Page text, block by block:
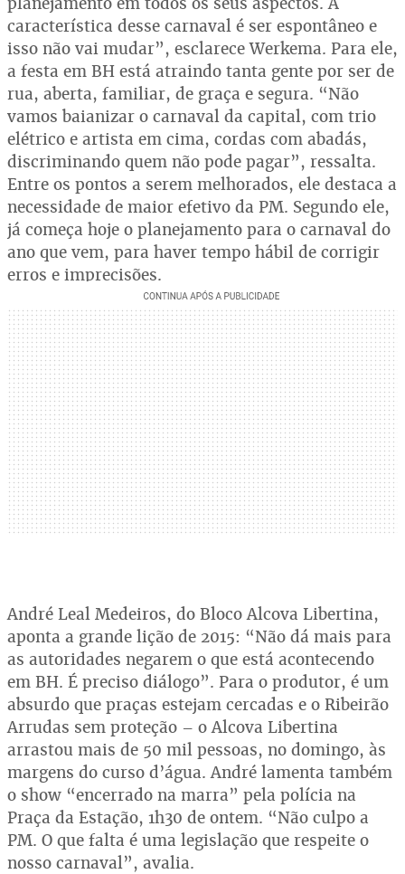
característica desse carnaval é ser espontâneo e
isso não vai mudar”, esclarece Werkema. Para ele,
a festa em BH está atraindo tanta gente por ser de
rua, aberta, familiar, de graça e segura. “Não
vamos baianizar o carnaval da capital, com trio
elétrico e artista em cima, cordas com abadás,
discriminando quem não pode pagar”, ressalta.
Entre os pontos a serem melhorados, ele destaca a
necessidade de maior efetivo da PM. Segundo ele,
já começa hoje o planejamento para o carnaval do
ano que vem, para haver tempo hábil de corrigir
erros e imprecisões.
André Leal Medeiros, do Bloco Alcova Libertina,
aponta a grande lição de 2015: “Não dá mais para
as autoridades negarem o que está acontecendo
em BH. É preciso diálogo”. Para o produtor, é um
absurdo que praças estejam cercadas e o Ribeirão
Arrudas sem proteção – o Alcova Libertina
arrastou mais de 50 mil pessoas, no domingo, às
margens do curso d’água. André lamenta também
o show “encerrado na marra” pela polícia na
Praça da Estação, 1h30 de ontem. “Não culpo a
PM. O que falta é uma legislação que respeite o
nosso carnaval”, avalia.